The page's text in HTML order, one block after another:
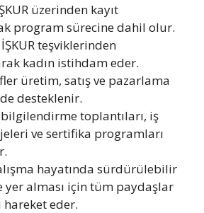
üzerinden kayıt
program sürecine dahil olur.
teşviklerinden
kadın istihdam eder.
üretim, satış ve pazarlama
desteklenir.
toplantıları, iş
ve sertifika programları
hayatında sürdürülebilir
yer alması için tüm paydaşlar
eder.